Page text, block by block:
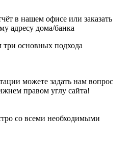
в нашем офисе или заказать
адресу дома/банка
основных подхода
можете задать нам вопрос
правом углу сайта!
со всеми необходимыми